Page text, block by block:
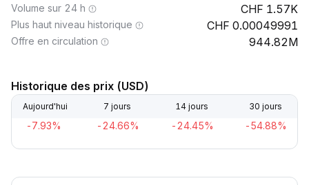
Volume sur 24 h 1.57K
Plus haut niveau historique 0.00049991
Offre en circulation 944.82M
Historique des prix (USD)
Aujourd'hui 7 jours 14 jours 30 jours
-7.93% -24.66% -24.45% -54.88%